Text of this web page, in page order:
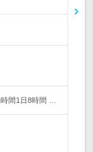
間1日8時間 …